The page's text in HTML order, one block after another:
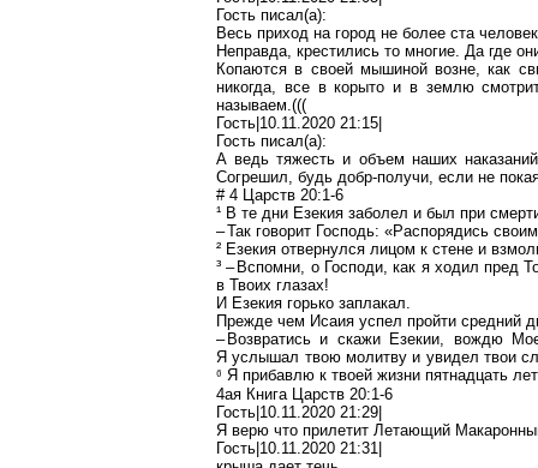
Гость писал(a):
Весь приход на город не более ста человек
Неправда, крестились то многие. Да где
Копаются в своей мышиной возне, как
никогда, все в корыто и в землю
называем.(((
Гость|10.11.2020 21:15|
Гость писал(a):
А ведь тяжесть и объем наших
Согрешил, будь добр-получи, если не
# 4 Царств 20:1-6
¹ В те дни Езекия заболел и был при
– Так говорит Господь: «Распорядись
² Езекия отвернулся лицом к стене и
³ – Вспомни, о Господи, как я ходил пред
в Твоих глазах!
И Езекия горько заплакал.
Прежде чем Исаия успел пройти средний
– Возвратись и скажи Езекии, вождю
Я услышал твою молитву и увидел твои
⁶ Я прибавлю к твоей жизни пятнадцать
4ая Книга Царств 20:1-6
Гость|10.11.2020 21:29|
Я верю что прилетит Летающий
Гость|10.11.2020 21:31|